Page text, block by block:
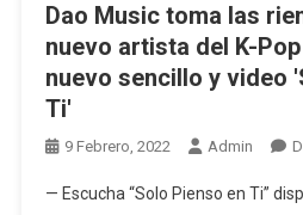
Dao Music toma las
nuevo artista del K-
nuevo sencillo y video
Ti'
9 Febrero, 2022 Admin
— Escucha “Solo Pienso en Ti”